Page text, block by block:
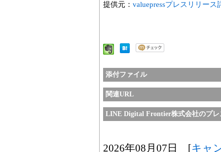
提供元： valuepressプレスリリース
添付ファイル
関連URL
LINE Digital Frontier株式会社のプレ
2026年08月07日 [キャ